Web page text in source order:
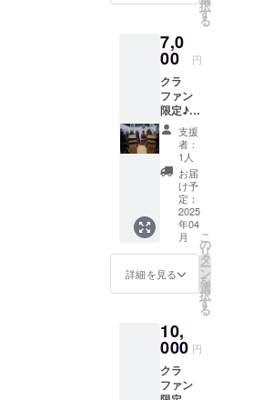
字のみ
（日本
語、英
語表記
のみ）
※注意事
項：支
援時、
必ず備
考欄に
掲載希
望され
るお名
前をご
記入く
ださ
い。
択
す
る
7,0
00 円
クラ
ファン
限定♪
甲冑館
オンラ
インツ
アーご
招待♪
甲冑館
に行き
たくて
も遠方
でなか
なかお
越しに
ZOOM
等によ
るオン
ライン
ツアー
支援
者：
1人
お届
け予
定：
2025
年04
月
詳細を見る
こ
の
リ
タ
ー
ン
を
選
択
す
る
10,
000 円
クラ
ファン